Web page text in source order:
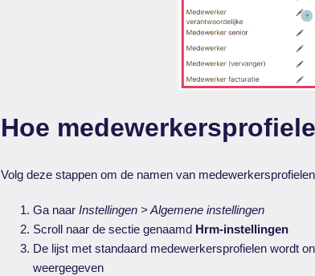
Hoe
Volg deze stappen om de namen van
Ga naarInstellingen > Algemene instellingen
Scroll naar de sectie genaamd Hrm-instellingen
De lijst met standaard medewerkersprofielen wordt
weergegeven